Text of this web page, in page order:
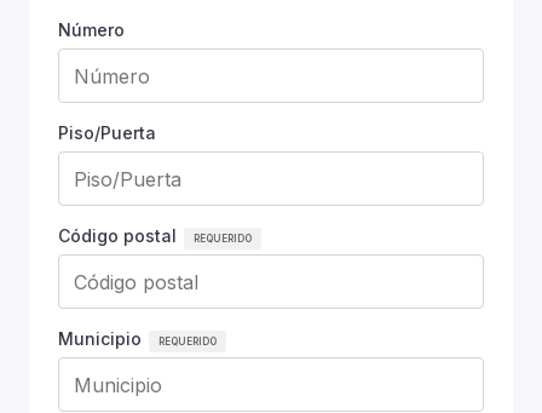
Número
Piso/Puerta
Código postal
Municipio